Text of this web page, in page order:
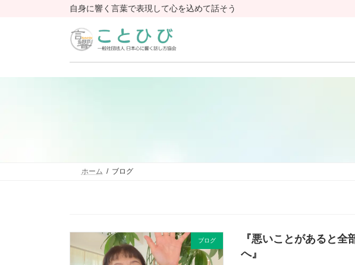
自身に響く言葉で表現して心を込めて話そう
ホーム ブログ
ブログ
『悪いことがあると
へ』